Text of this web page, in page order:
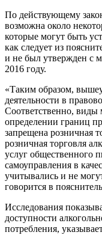
По действующему
возможна около
которые могут быть
как следует из
и не был утвержден с
2016 году.
«Таким образом,
деятельности в
Соответственно, виды
определении границ
запрещена розничная
розничная торговля
услуг общественного
самоуправления в
учитывались и не
говорится в
Исследования
доступности
потребления,